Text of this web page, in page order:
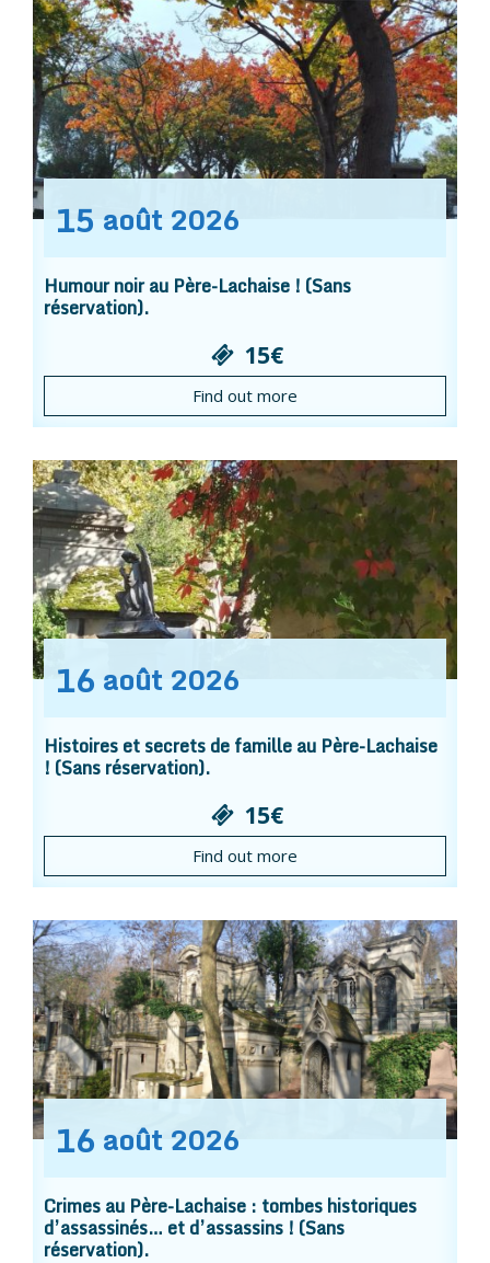
15 août 2026
Humour noir au Père-Lachaise ! (Sans
réservation).
15€
Find out more
16 août 2026
Histoires et secrets de famille au Père-Lachaise
! (Sans réservation).
15€
Find out more
16 août 2026
Crimes au Père-Lachaise : tombes historiques
d’assassinés… et d’assassins ! (Sans
réservation).